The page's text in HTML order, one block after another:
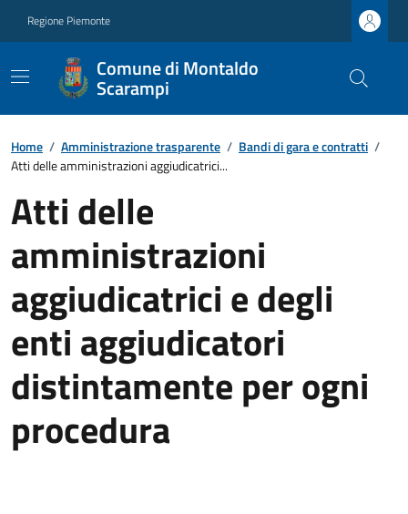
Regione Piemonte
Comune di Montaldo
Scarampi
Home / Amministrazione trasparente / Bandi di gara e contratti /
Atti delle amministrazioni aggiudicatrici...
Atti delle
amministrazioni
aggiudicatrici e degli
enti aggiudicatori
distintamente per ogni
procedura